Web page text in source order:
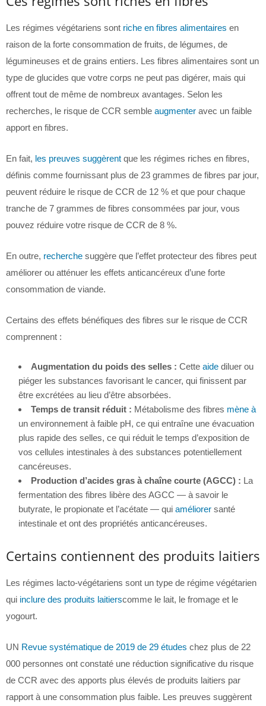
Les régimes végétariens sont riche en fibres alimentaires en
raison de la forte consommation de fruits, de légumes, de
légumineuses et de grains entiers. Les fibres alimentaires sont un
type de glucides que votre corps ne peut pas digérer, mais qui
offrent tout de même de nombreux avantages. Selon les
recherches, le risque de CCR semble augmenter avec un faible
apport en fibres.
En fait, les preuves suggèrent que les régimes riches en fibres,
définis comme fournissant plus de 23 grammes de fibres par jour,
peuvent réduire le risque de CCR de 12 % et que pour chaque
tranche de 7 grammes de fibres consommées par jour, vous
pouvez réduire votre risque de CCR de 8 %.
En outre, recherche suggère que l’effet protecteur des fibres peut
améliorer ou atténuer les effets anticancéreux d’une forte
consommation de viande.
Certains des effets bénéfiques des fibres sur le risque de CCR
comprennent :
Augmentation du poids des selles : Cette aide diluer ou
piéger les substances favorisant le cancer, qui finissent par
être excrétées au lieu d’être absorbées.
Temps de transit réduit : Métabolisme des fibres mène à
un environnement à faible pH, ce qui entraîne une évacuation
plus rapide des selles, ce qui réduit le temps d’exposition de
vos cellules intestinales à des substances potentiellement
cancéreuses.
Production d’acides gras à chaîne courte (AGCC) : La
fermentation des fibres libère des AGCC — à savoir le
butyrate, le propionate et l’acétate — qui améliorer santé
intestinale et ont des propriétés anticancéreuses.
Certains contiennent des produits laitiers
Les régimes lacto-végétariens sont un type de régime végétarien
qui inclure des produits laitierscomme le lait, le fromage et le
yogourt.
UN Revue systématique de 2019 de 29 études chez plus de 22
000 personnes ont constaté une réduction significative du risque
de CCR avec des apports plus élevés de produits laitiers par
rapport à une consommation plus faible. Les preuves suggèrent